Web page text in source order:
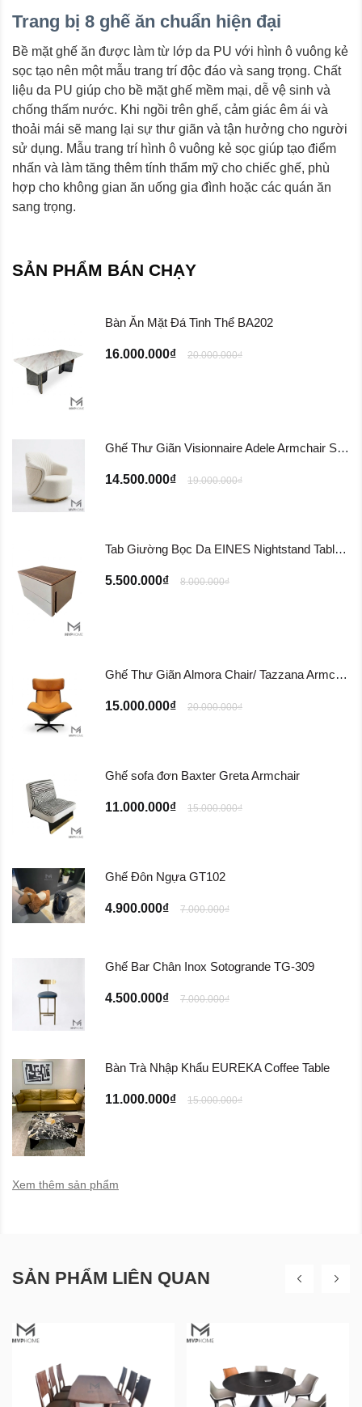
Trang bị 8 ghế ăn chuẩn hiện đại
Bề mặt ghế ăn được làm từ lớp da PU với hình ô vuông kẻ
sọc tạo nên một mẫu trang trí độc đáo và sang trọng. Chất
liệu da PU giúp cho bề mặt ghế mềm mại, dễ vệ sinh và
chống thấm nước. Khi ngồi trên ghế, cảm giác êm ái và
thoải mái sẽ mang lại sự thư giãn và tận hưởng cho người
sử dụng. Mẫu trang trí hình ô vuông kẻ sọc giúp tạo điểm
nhấn và làm tăng thêm tính thẩm mỹ cho chiếc ghế, phù
hợp cho không gian ăn uống gia đình hoặc các quán ăn
sang trọng.
SẢN PHẨM BÁN CHẠY
Bàn Ăn Mặt Đá Tinh Thể BA202
16.000.000₫ 20.000.000₫
Ghế Thư Giãn Visionnaire Adele Armchair SFD11
14.500.000₫ 19.000.000₫
Tab Giường Bọc Da EINES Nightstand Table TG122
5.500.000₫ 8.000.000₫
Ghế Thư Giãn Almora Chair/ Tazzana Armchair GTG11
15.000.000₫ 20.000.000₫
Ghế sofa đơn Baxter Greta Armchair
11.000.000₫ 15.000.000₫
Ghế Đôn Ngựa GT102
4.900.000₫ 7.000.000₫
Ghế Bar Chân Inox Sotogrande TG-309
4.500.000₫ 7.000.000₫
Bàn Trà Nhập Khẩu EUREKA Coffee Table
11.000.000₫ 15.000.000₫
Xem thêm sản phẩm
SẢN PHẨM LIÊN QUAN